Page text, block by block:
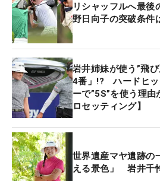
リシャッフルへ最
野日向子の突破条件
岩井姉妹が使う”飛
4番」!? ハードヒッ
ーで”5S”を使う理
ロセッティング】
世界遺産マヤ遺跡の
える景色」 岩井千